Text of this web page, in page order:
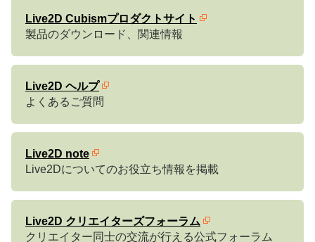
Live2D Cubismプロダクトサイト
製品のダウンロード、関連情報
Live2D ヘルプ
よくあるご質問
Live2D note
Live2Dについてのお役立ち情報を掲載
Live2D クリエイターズフォーラム
クリエイター同士の交流が行える公式フォーラム